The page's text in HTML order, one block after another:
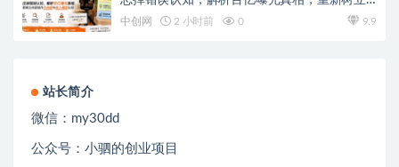
内容创作方向感与收入模型认知
中创网 2 小时前 0 9.9
站长简介
微信： my30dd
公众号：小驷的创业项目